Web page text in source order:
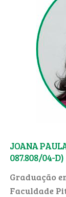
JOANA
087.808/04-D)
Graduação
Faculdade